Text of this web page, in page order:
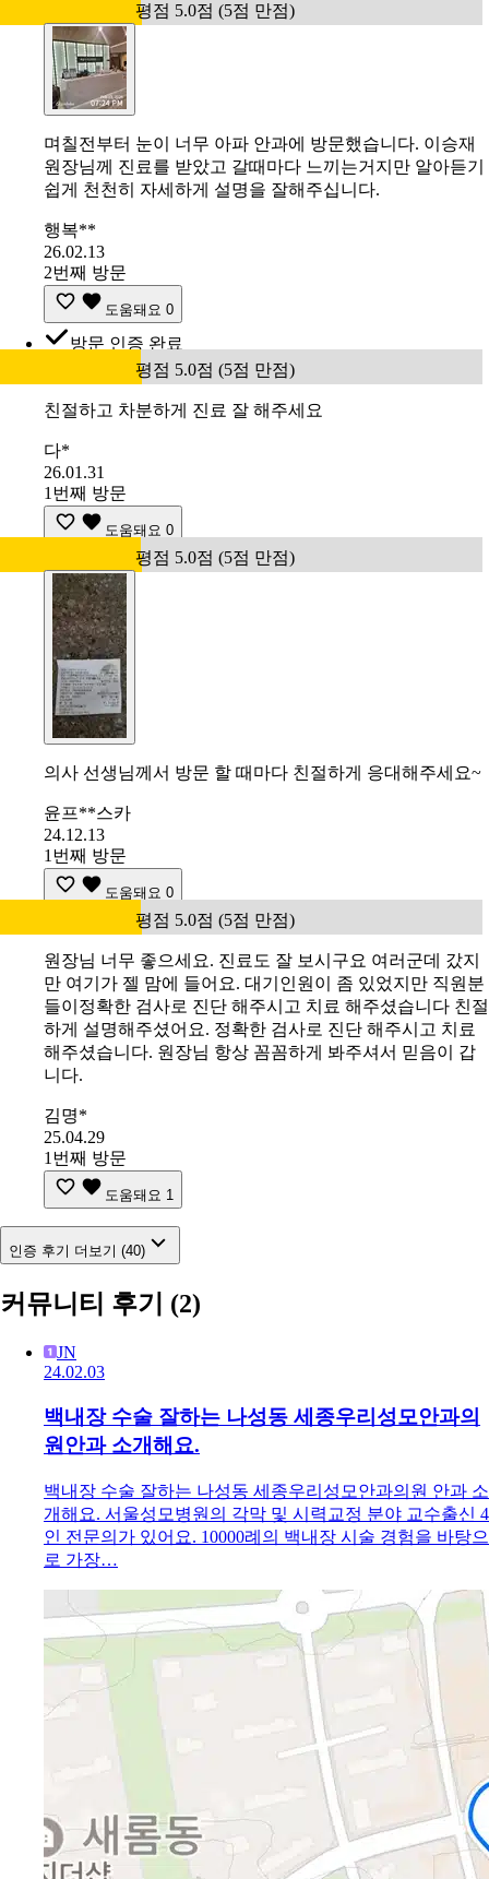
평점 5.0점 (5점 만점)
며칠전부터 눈이 너무 아파 안과에 방문했습니다. 이승재
원장님께 진료를 받았고 갈때마다 느끼는거지만 알아듣기
쉽게 천천히 자세하게 설명을 잘해주십니다.
행복**
26.02.13
2번째 방문
도움돼요 0
방문 인증 완료
평점 5.0점 (5점 만점)
친절하고 차분하게 진료 잘 해주세요
다*
26.01.31
1번째 방문
도움돼요 0
평점 5.0점 (5점 만점)
의사 선생님께서 방문 할 때마다 친절하게 응대해주세요~
윤프**스카
24.12.13
1번째 방문
도움돼요 0
평점 5.0점 (5점 만점)
원장님 너무 좋으세요. 진료도 잘 보시구요 여러군데 갔지
만 여기가 젤 맘에 들어요. 대기인원이 좀 있었지만 직원분
들이정확한 검사로 진단 해주시고 치료 해주셨습니다 친절
하게 설명해주셨어요. 정확한 검사로 진단 해주시고 치료
해주셨습니다. 원장님 항상 꼼꼼하게 봐주셔서 믿음이 갑
니다.
김명*
25.04.29
1번째 방문
도움돼요 1
인증 후기 더보기 (40)
커뮤니티 후기 (2)
JN
24.02.03
백내장 수술 잘하는 나성동 세종우리성모안과의
원안과 소개해요.
백내장 수술 잘하는 나성동 세종우리성모안과의원 안과 소
개해요. 서울성모병원의 각막 및 시력교정 분야 교수출신 4
인 전문의가 있어요. 10000례의 백내장 시술 경험을 바탕으
로 가장…